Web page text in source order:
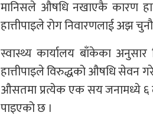
मानिसले औषधि नखाएकै कारण
हात्तीपाइले रोग निवारणलाई अझ
स्वास्थ्य कार्यालय बाँकेका
हात्तीपाइले विरुद्धको औषधि सेवन
औसतमा प्रत्येक एक सय जनामध्ये ६
पाइएको छ ।